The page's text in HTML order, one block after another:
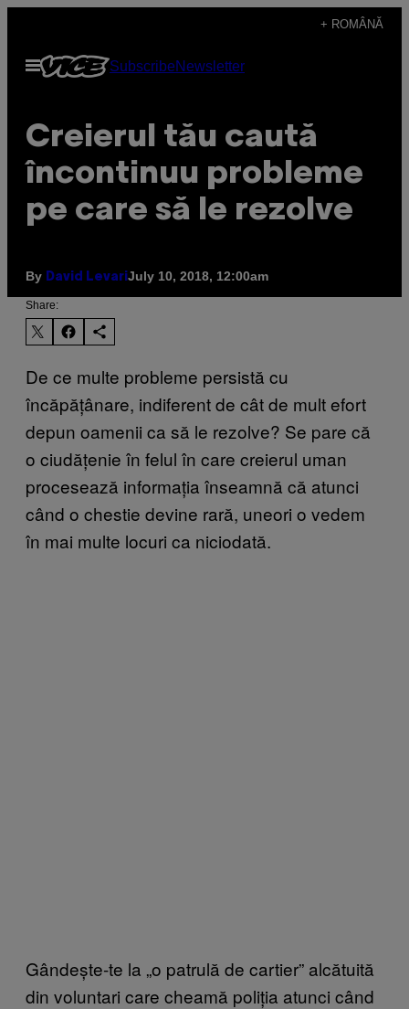
content
+ ROMÂNĂ
Open
Menu
SubscribeNewsletter
Creierul tău caută
încontinuu probleme
pe care să le rezolve
By David LevariJuly 10, 2018, 12:00am
Share:
De ce multe probleme persistă cu
încăpățânare, indiferent de cât de mult efort
depun oamenii ca să le rezolve? Se pare că
o ciudățenie în felul în care creierul uman
procesează informația înseamnă că atunci
când o chestie devine rară, uneori o vedem
în mai multe locuri ca niciodată.
Gândește-te la „o patrulă de cartier” alcătuită
din voluntari care cheamă poliția atunci când